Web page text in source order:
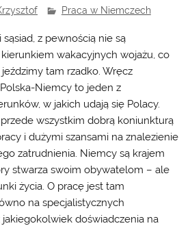
Praca w Niemczech
z pewnością nie są
wakacyjnych wojażu, co
tam rzadko. Wręcz
Niemcy to jeden z
w jakich udają się Polacy.
wszystkim dobrą koniunkturą
i dużymi szansami na znalezienie
zatrudnienia. Niemcy są krajem
stwarza swoim obywatelom – ale
życia. O pracę jest tam
na specjalistycznych
doświadczenia na